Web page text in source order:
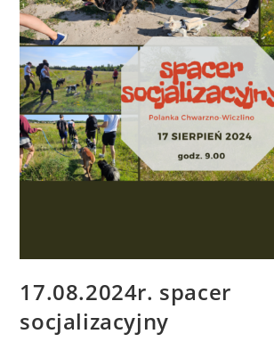
17.08.2024r. spacer
socjalizacyjny